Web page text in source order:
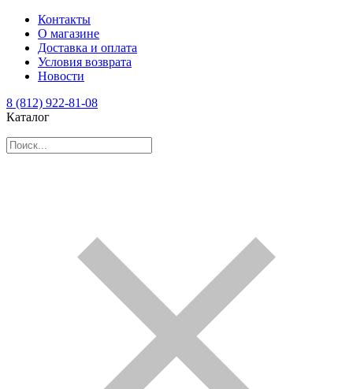
Контакты
О магазине
Доставка и оплата
Условия возврата
Новости
8 (812) 922-81-08
Каталог